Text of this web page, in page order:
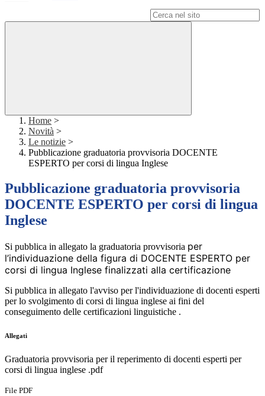
Home >
Novità >
Le notizie >
Pubblicazione graduatoria provvisoria DOCENTE
ESPERTO per corsi di lingua Inglese
Pubblicazione graduatoria provvisoria
DOCENTE ESPERTO per corsi di lingua
Inglese
Si pubblica in allegato la graduatoria provvisoria per
l’individuazione della figura di DOCENTE ESPERTO per
corsi di lingua Inglese finalizzati alla certificazione
Si pubblica in allegato l'avviso per l'individuazione di docenti esperti
per lo svolgimento di corsi di lingua inglese ai fini del
conseguimento delle certificazioni linguistiche .
Allegati
Graduatoria provvisoria per il reperimento di docenti esperti per
corsi di lingua inglese .pdf
File PDF